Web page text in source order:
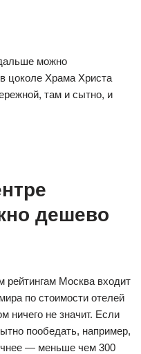
можно
цоколе Храма Христа
там и сытно, и
дешево
рейтингам Москва входит
по стоимости отелей
ничего не значит. Если
пообедать, например,
— меньше чем 300